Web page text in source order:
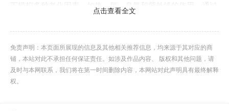
下模拟多种老化因素，如热、氧、臭氧和紫外线的作用，通过
化的关系，从微观层面揭示材料老化的本质。老化数据的积累
为预测不同环境下的使用时长提供了依据，通过建立数学模
型，根据老化数据可以预测密封圈在不同环境下的使用时长。
点击查看全文
免责声明：本页面所展现的信息及其他相关推荐信息，均来源于其对应的商
铺，本站对此不承担任何保证责任。如涉及作品内容、 版权和其他问题，请
及时与本网联系，我们将在第一时间删除内容，本网站对此声明具有最终解释
权。